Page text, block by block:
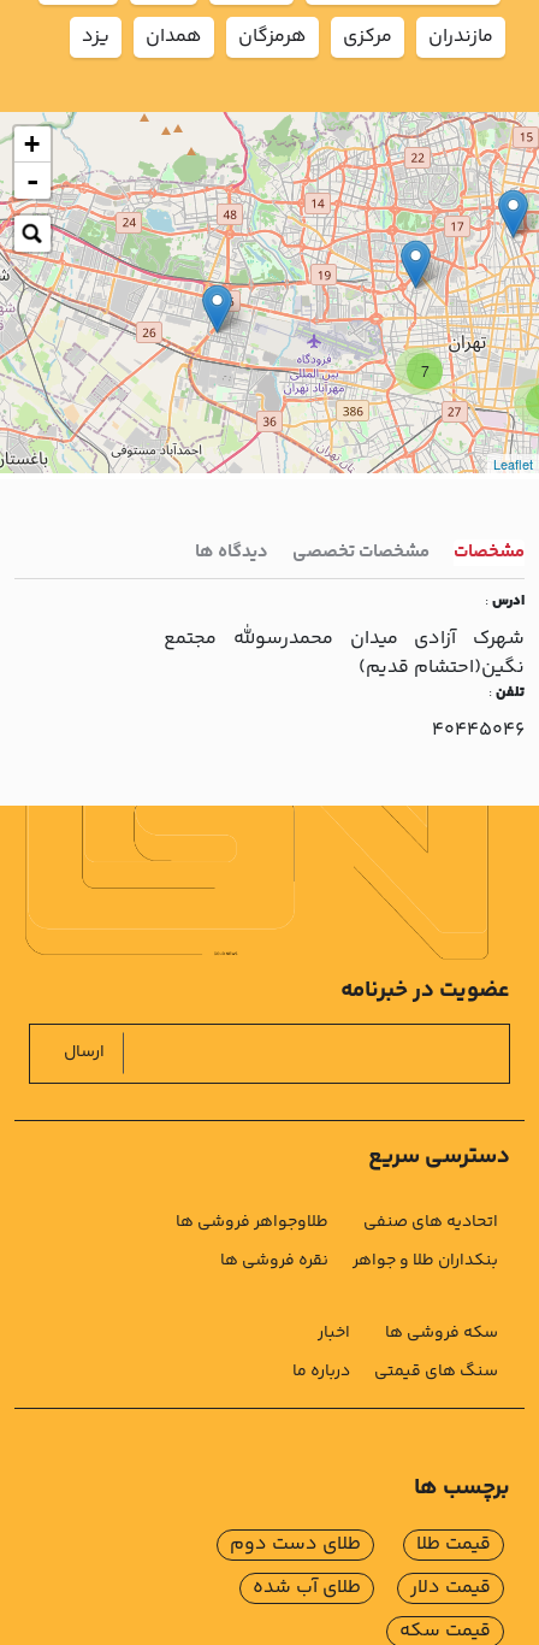
7
+
-
Leaflet
مازندران
مركزي هرمزگان همدان يزد
مشخصات مشخصات تخصصی دیدگاه ها
ادرس:
شهرک آزادي ميدان محمدرسولله مجتمع
نگين(احتشام قديم)
تلفن:
40445046
دسترسی سریع
اتحادیه های صنفی
بنکداران طلا و جواهر
طلاوجواهر فروشی ها
نقره فروشی ها
سکه فروشی ها
سنگ های قیمتی
اخبار
درباره ما
عضویت در خبرنامه
ارسال
برچسب ها
قیمت طلا
قیمت دلار
قیمت سکه
طلای دست دوم
طلای آب شده